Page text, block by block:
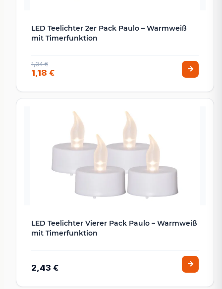
LED Teelichter 2er Pack Paulo – Warmweiß
mit Timerfunktion
1,34 €
1,18 €
LED Teelichter Vierer Pack Paulo – Warmweiß
mit Timerfunktion
2,43 €